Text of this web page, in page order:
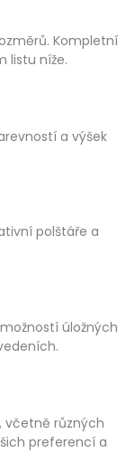
Kompletní
listu níže.
a výšek
polštáře a
úložných
včetně různých
preferencí a